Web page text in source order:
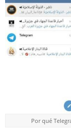
Por qué